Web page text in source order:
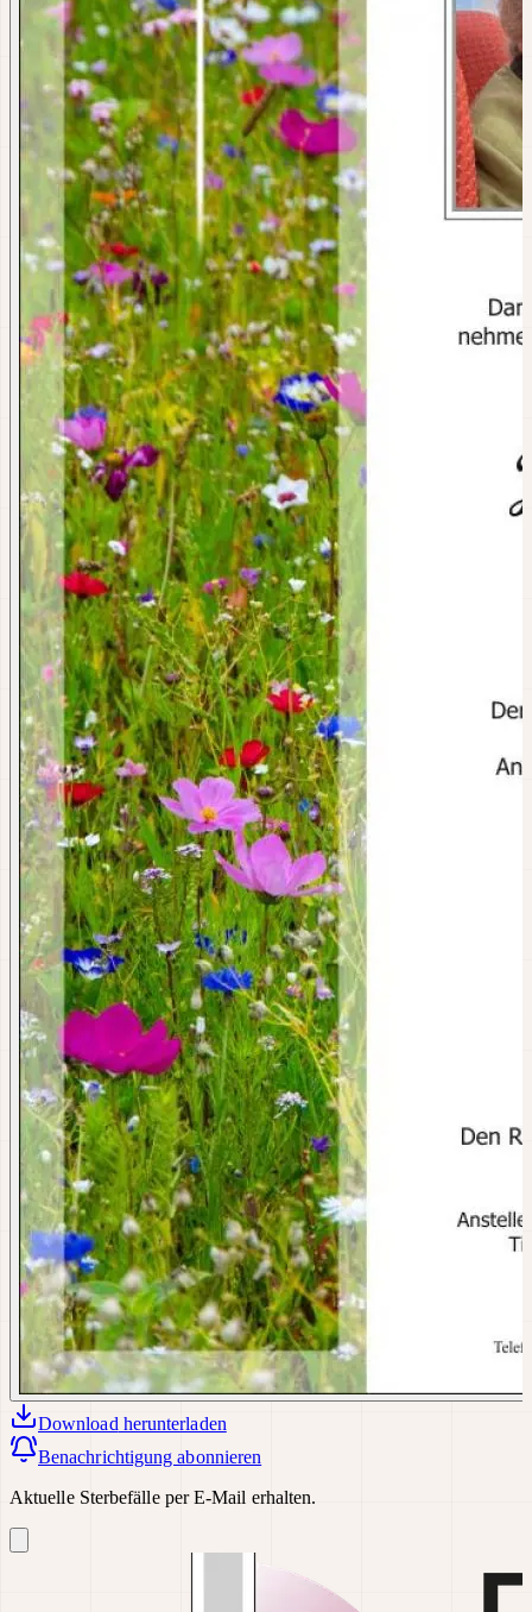
Download herunterladen
Benachrichtigung abonnieren
Aktuelle Sterbefälle per E-Mail erhalten.